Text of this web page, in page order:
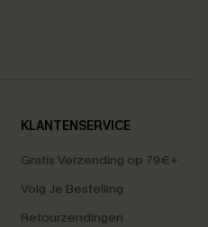
KLANTENSERVICE
Gratis Verzending op 79€+
Volg Je Bestelling
Retourzendingen